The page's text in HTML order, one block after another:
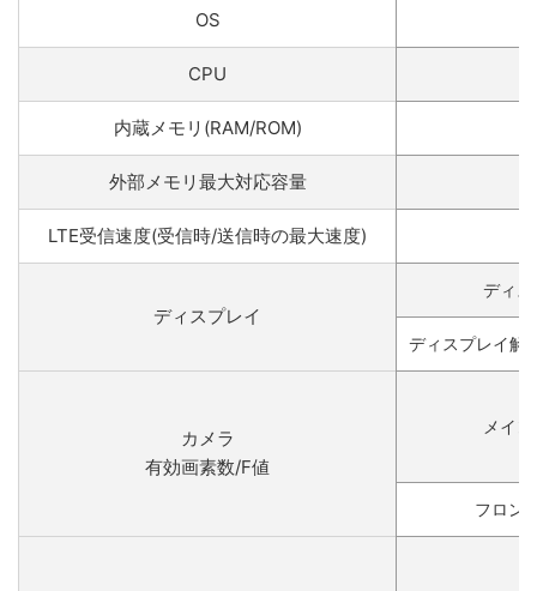
OS
CPU
内蔵メモリ(RAM/ROM)
外部メモリ最大対応容量
LTE受信速度(受信時/送信時の最大速度)
ディスプレイ
ディ
ディスプレイ解
カメラ
有効画素数/F値
メイ
フロン